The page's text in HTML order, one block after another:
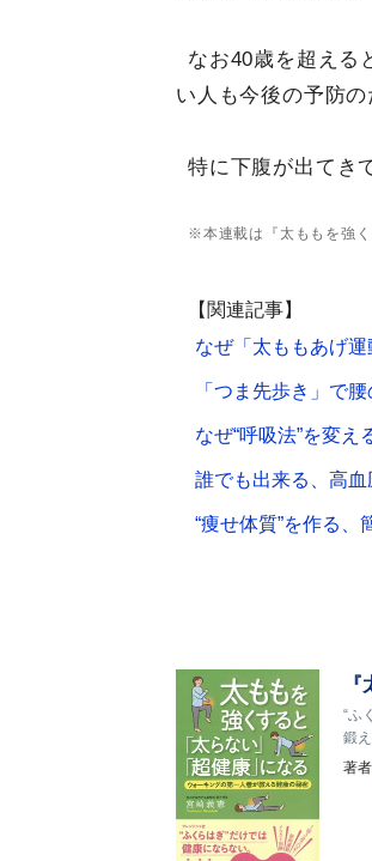
なお40歳を超える
い人も今後の予防
特に下腹が出てき
※本連載は『太ももを強く
【関連記事】
なぜ「太ももあげ
「つま先歩き」で
なぜ“呼吸法”を変え
誰でも出来る、高血
“痩せ体質”を作る、
“ふ
鍛
著者